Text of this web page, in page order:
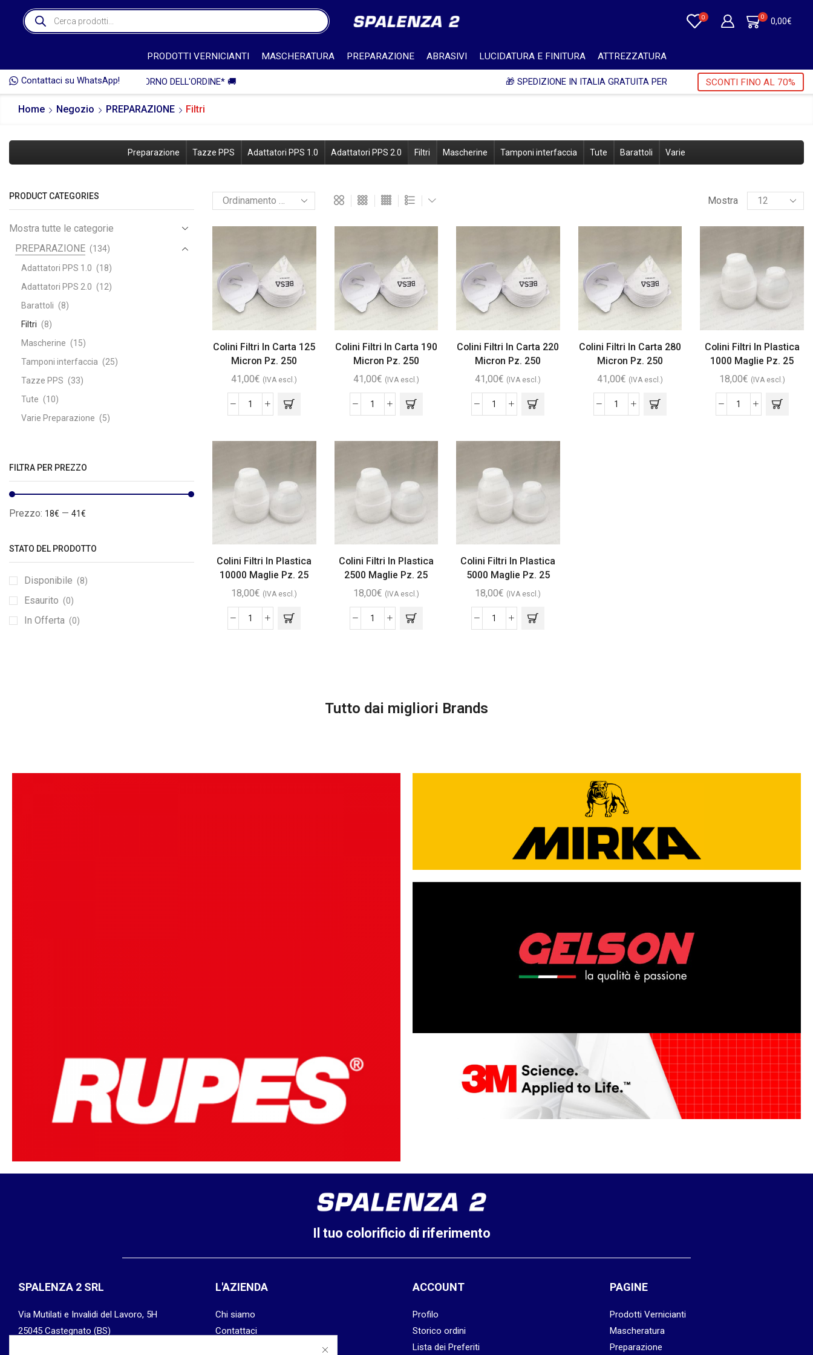
0 0 0,00€
PRODOTTI VERNICIANTI MASCHERATURA PREPARAZIONE ABRASIVI LUCIDATURA E FINITURA ATTREZZATURA
Contattaci su WhatsApp! 🎁 SPEDIZIONE IN ITALIA GRATUITA PER ORDINI SUPERIORI A 750€ + IVA 🎁 SCONTI FINO AL 70%
Home Negozio PREPARAZIONE Filtri
Preparazione Tazze PPS Adattatori PPS 1.0 Adattatori PPS 2.0 Filtri Mascherine Tamponi interfaccia Tute Barattoli Varie
Mostra
Colini Filtri In Carta 125
Micron Pz. 250
41,00€ (IVA escl.)
Colini Filtri In Carta 190
Micron Pz. 250
41,00€ (IVA escl.)
Colini Filtri In Carta 220
Micron Pz. 250
41,00€ (IVA escl.)
Colini Filtri In Carta 280
Micron Pz. 250
41,00€ (IVA escl.)
Colini Filtri In Plastica
1000 Maglie Pz. 25
18,00€ (IVA escl.)
Colini Filtri In Plastica
10000 Maglie Pz. 25
18,00€ (IVA escl.)
Colini Filtri In Plastica
2500 Maglie Pz. 25
18,00€ (IVA escl.)
Colini Filtri In Plastica
5000 Maglie Pz. 25
18,00€ (IVA escl.)
PRODUCT CATEGORIES
Mostra tutte le categorie
PREPARAZIONE (134)
Adattatori PPS 1.0 (18)
Adattatori PPS 2.0 (12)
Barattoli (8)
Filtri (8)
Mascherine (15)
Tamponi interfaccia (25)
Tazze PPS (33)
Tute (10)
Varie Preparazione (5)
FILTRA PER PREZZO
Prezzo: 18€ — 41€
STATO DEL PRODOTTO
Disponibile (8)
Esaurito (0)
In Offerta (0)
Tutto dai migliori Brands
Il tuo colorificio di riferimento
SPALENZA 2 SRL
Via Mutilati e Invalidi del Lavoro, 5H
25045 Castegnato (BS)
L'AZIENDA
Chi siamo
Contattaci
ACCOUNT
Profilo
Storico ordini
Lista dei Preferiti
PAGINE
Prodotti Vernicianti
Mascheratura
Preparazione